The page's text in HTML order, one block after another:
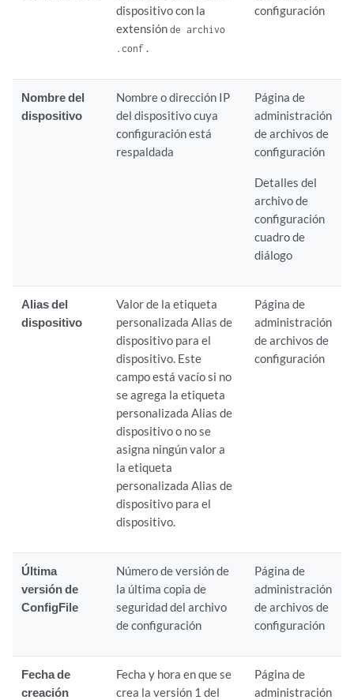
dispositivo con la
extensiónde archivo
.conf .
configuración
Nombre del
dispositivo
Nombre o dirección IP
del dispositivo cuya
configuración está
respaldada
Página de
administración
de archivos de
configuración
Detalles del
archivo de
configuración
cuadro de
diálogo
Alias del
dispositivo
Valor de la etiqueta
personalizada Alias de
dispositivo para el
dispositivo. Este
campo está vacío si no
se agrega la etiqueta
personalizada Alias de
dispositivo o no se
asigna ningún valor a
la etiqueta
personalizada Alias de
dispositivo para el
dispositivo.
Página de
administración
de archivos de
configuración
Última
versión de
ConfigFile
Número de versión de
la última copia de
seguridad del archivo
de configuración
Página de
administración
de archivos de
configuración
Fecha de
creación
Fecha y hora en que se
crea la versión 1 del
Página de
administración